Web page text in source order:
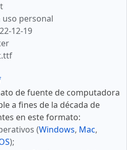
personal
12-19
de fuente de computadora
a fines de la década de
en este formato:
(Windows, Mac,
);